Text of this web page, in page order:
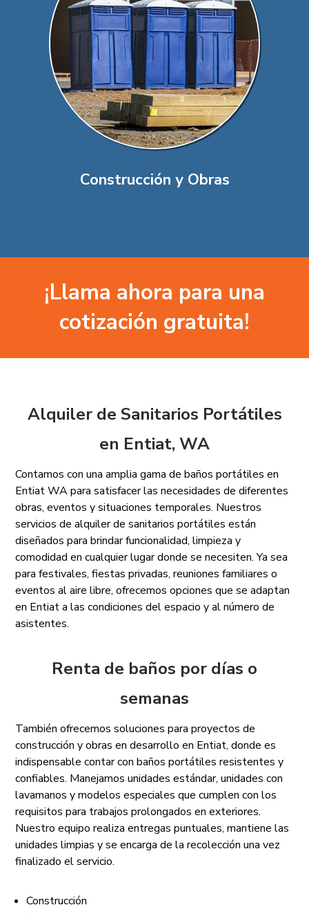
Construcción y Obras
¡Llama ahora para una
cotización gratuita!
Alquiler de Sanitarios Portátiles
en Entiat, WA
Contamos con una amplia gama de baños portátiles en
Entiat WA para satisfacer las necesidades de diferentes
obras, eventos y situaciones temporales. Nuestros
servicios de alquiler de sanitarios portátiles están
diseñados para brindar funcionalidad, limpieza y
comodidad en cualquier lugar donde se necesiten. Ya sea
para festivales, fiestas privadas, reuniones familiares o
eventos al aire libre, ofrecemos opciones que se adaptan
en Entiat a las condiciones del espacio y al número de
asistentes.
Renta de baños por días o
semanas
También ofrecemos soluciones para proyectos de
construcción y obras en desarrollo en Entiat, donde es
indispensable contar con baños portátiles resistentes y
confiables. Manejamos unidades estándar, unidades con
lavamanos y modelos especiales que cumplen con los
requisitos para trabajos prolongados en exteriores.
Nuestro equipo realiza entregas puntuales, mantiene las
unidades limpias y se encarga de la recolección una vez
finalizado el servicio.
Construcción